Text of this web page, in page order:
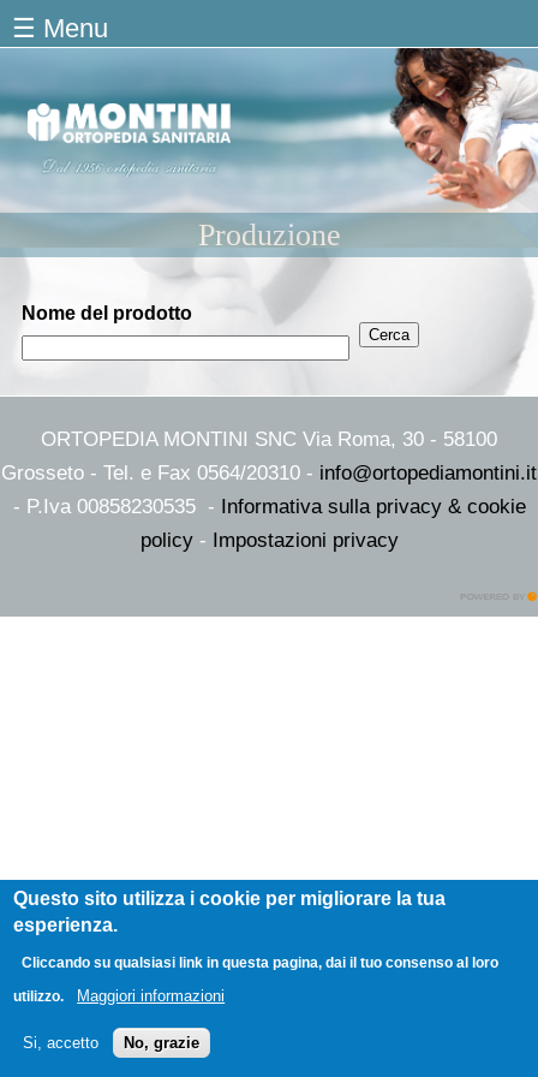
Salta al contenuto principale
☰ Menu
Produzione
Nome del prodotto
ORTOPEDIA MONTINI SNC Via Roma, 30 - 58100
Grosseto - Tel. e Fax 0564/20310 - info@ortopediamontini.it
- P.Iva 00858230535 - Informativa sulla privacy & cookie
policy- Impostazioni privacy
Questo sito utilizza i cookie per migliorare la tua
esperienza.
Cliccando su qualsiasi link in questa pagina, dai il tuo consenso al loro
utilizzo.
Maggiori informazioni
Si, accetto No, grazie